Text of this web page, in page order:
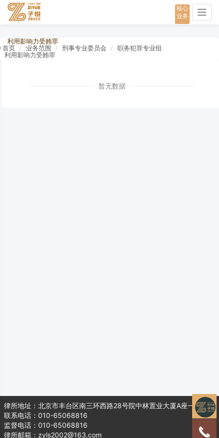
核心
业务
利用影响力受贿罪
首页
业务范围 刑事专业委员会
职务犯罪专业组
利用影响力受贿罪
暂无数据
律所地址：北京市丰台区南三环西路28号院中林置业大厦A座一层104
联系电话：010-65068816
监督电话：010-65068816
律所邮箱：zyls2002@163.com